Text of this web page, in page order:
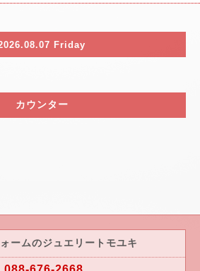
Friday
カウンター
ームのジュエリートモユキ